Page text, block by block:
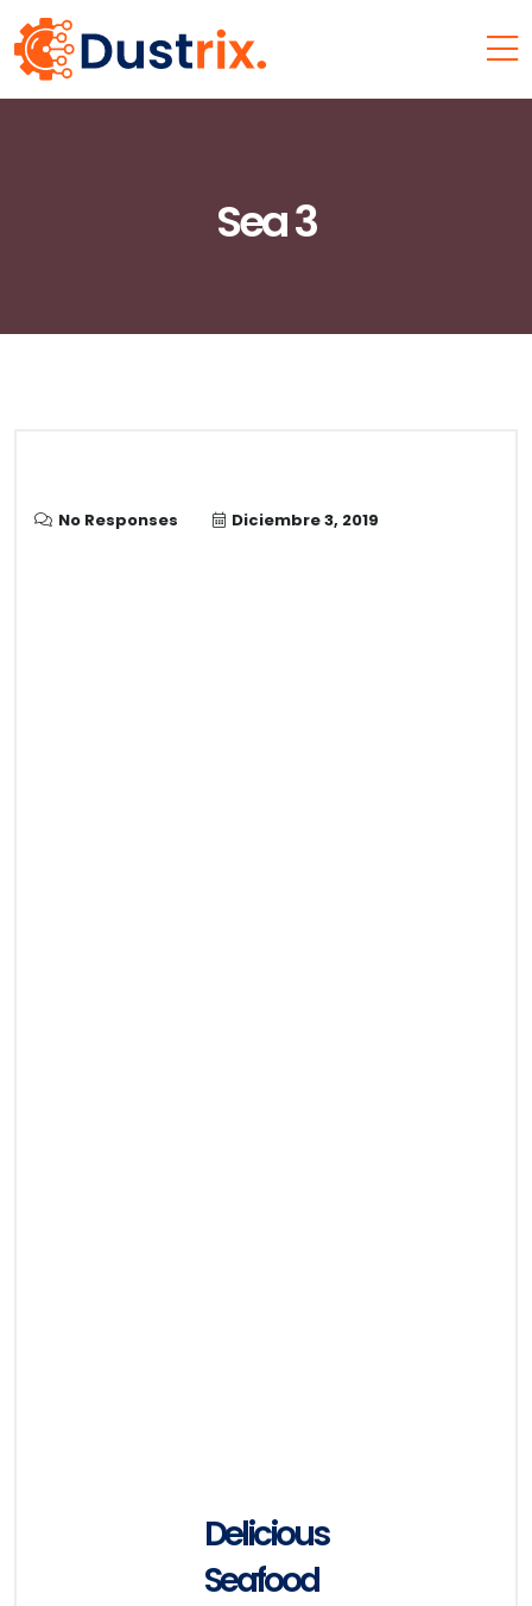
Sea 3
No Responses Diciembre 3, 2019
Delicious
Seafood